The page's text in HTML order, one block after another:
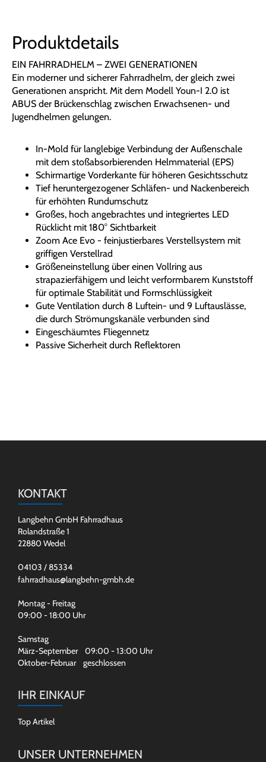
Produktdetails
EIN FAHRRADHELM – ZWEI GENERATIONEN
Ein moderner und sicherer Fahrradhelm, der gleich zwei
Generationen anspricht. Mit dem Modell Youn-I 2.0 ist
ABUS der Brückenschlag zwischen Erwachsenen- und
Jugendhelmen gelungen.
In-Mold für langlebige Verbindung der Außenschale
mit dem stoßabsorbierenden Helmmaterial (EPS)
Schirmartige Vorderkante für höheren Gesichtsschutz
Tief heruntergezogener Schläfen- und Nackenbereich
für erhöhten Rundumschutz
Großes, hoch angebrachtes und integriertes LED
Rücklicht mit 180° Sichtbarkeit
Zoom Ace Evo - feinjustierbares Verstellsystem mit
griffigen Verstellrad
Größeneinstellung über einen Vollring aus
strapazierfähigem und leicht verformbarem Kunststoff
für optimale Stabilität und Formschlüssigkeit
Gute Ventilation durch 8 Luftein- und 9 Luftauslässe,
die durch Strömungskanäle verbunden sind
Eingeschäumtes Fliegennetz
Passive Sicherheit durch Reflektoren
KONTAKT
Langbehn GmbH Fahrradhaus
Rolandstraße 1
22880 Wedel
04103 / 85334
fahrradhaus@langbehn-gmbh.de
Montag - Freitag
09:00 - 18:00 Uhr
Samstag
März-September 09:00 - 13:00 Uhr
Oktober-Februar geschlossen
IHR EINKAUF
Top Artikel
UNSER UNTERNEHMEN